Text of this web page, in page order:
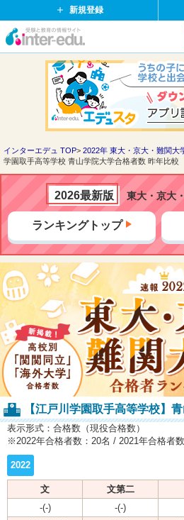
新規登録
イ
ド
ッ
ト
インターエデュ TOP 2022年 東大・京大・難関大
学園取手高等学校 青山学院大学合格者数 昨年比較
2026最新版 東大・京大
ランキングトップ
【江戸川学園取手高等学校】
表示形式：合格数（現役合格数）
※2022年合格者数：20名 / 2021年合格者
2022
文 文第二
-(-)
-(-)